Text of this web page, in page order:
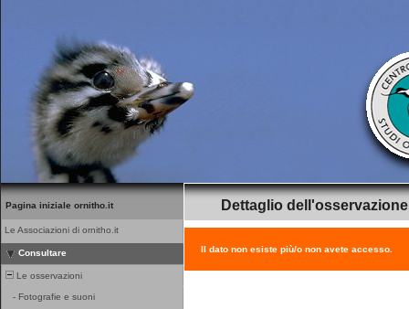
Pagina iniziale ornitho.it
Le Associazioni di ornitho.it
Consultare
Le osservazioni
- Fotografie e suoni
Dettaglio dell'osservazione
Il dato non esiste più/o non avete accesso.